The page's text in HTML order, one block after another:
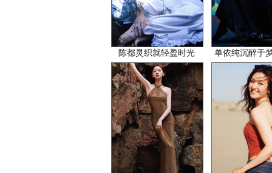
陈都灵织就轻盈时光 单依纯沉醉于